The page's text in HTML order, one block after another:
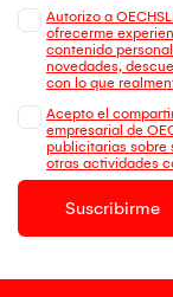
Autorizo a
ofrecerme
contenido
novedades,
con lo que
Acepto el
empresarial de
publicitarias sobre
otras actividades
Suscribirme